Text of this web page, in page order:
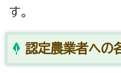
す。
認定農業者への